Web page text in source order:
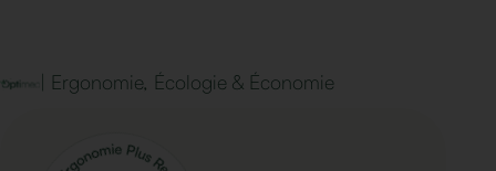
| Ergonomie, Écologie & Économie